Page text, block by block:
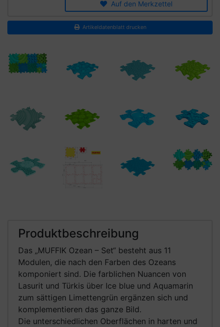
Auf den Merkzettel
Artikeldatenblatt drucken
Produktbeschreibung
Das „MUFFIK Ozean – Set“ besteht aus 11
Modulen, die nach den Farben des Ozeans
komponiert sind. Die farblichen Nuancen von
Lasurit und Türkis über Ice blue und Aquamarin
zum sättigen Limettengrün ergänzen sich und
komplementieren das ganze Bild.
Die unterschiedlichen Oberflächen in harten und